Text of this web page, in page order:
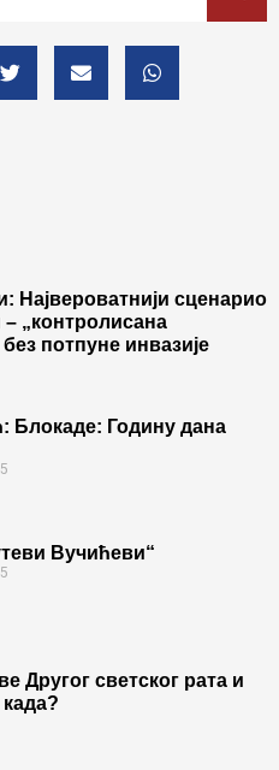
Највероватнији сценарио
„контролисана
без потпуне инвазије
Блокаде: Годину дана
Вучићеви“
Другог светског рата и